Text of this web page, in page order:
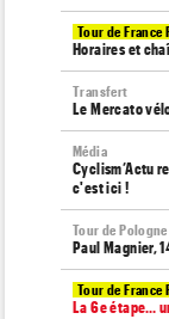
Tour de France
Horaires et
Transfert
Le Mercato
Média
Cyclism’Actu
c'est ici !
Tour de Pologne
Paul Magnier,
Tour de France
La 6e étape…